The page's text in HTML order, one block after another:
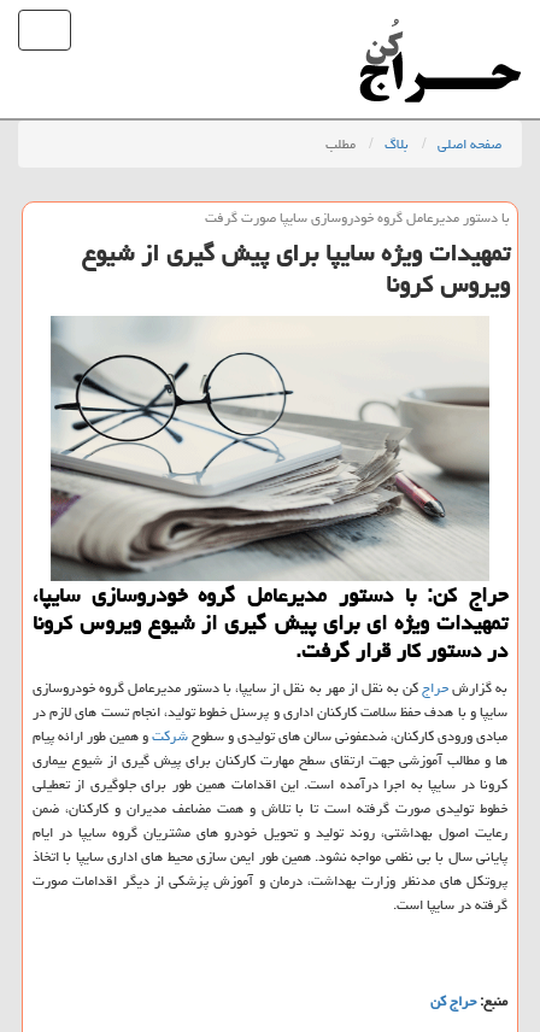
صفحه اصلی بلاگ مطلب
با دستور مدیرعامل گروه خودروسازی سایپا صورت گرفت
تمهیدات ویژه سایپا برای پیش گیری از شیوع
ویروس كرونا
حراج كن: با دستور مدیرعامل گروه خودروسازی سایپا،
تمهیدات ویژه ای برای پیش گیری از شیوع ویروس كرونا
در دستور كار قرار گرفت.
به گزارشحراجكن به نقل از مهر به نقل از سایپا، با دستور مدیرعامل گروه خودروسازی
سایپا و با هدف حفظ سلامت كاركنان اداری و پرسنل خطوط تولید، انجام تست های لازم در
مبادی ورودی كاركنان، ضدعفونی سالن های تولیدی و سطوحشركتو همین طور ارائه پیام
ها و مطالب آموزشی جهت ارتقای سطح مهارت كاركنان برای پیش گیری از شیوع بیماری
كرونا در سایپا به اجرا درآمده است. این اقدامات همین طور برای جلوگیری از تعطیلی
خطوط تولیدی صورت گرفته است تا با تلاش و همت مضاعف مدیران و كاركنان، ضمن
رعایت اصول بهداشتی، روند تولید و تحویل خودرو های مشتریان گروه سایپا در ایام
پایانی سال با بی نظمی مواجه نشود. همین طور ایمن سازی محیط های اداری سایپا با اتخاذ
پروتكل های مدنظر وزارت بهداشت، درمان و آموزش پزشكی از دیگر اقدامات صورت
گرفته در سایپا است.
منبع:حراج كن